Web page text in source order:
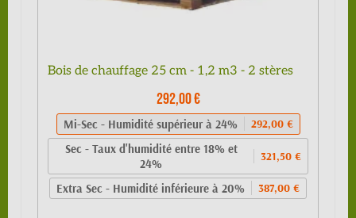
Bois de chauffage 25 cm - 1,2 m3 - 2 stères
292,00 €
Mi-Sec - Humidité supérieur à 24% 292,00 €
Sec - Taux d'humidité entre 18% et
24%
321,50 €
Extra Sec - Humidité inférieure à 20% 387,00 €